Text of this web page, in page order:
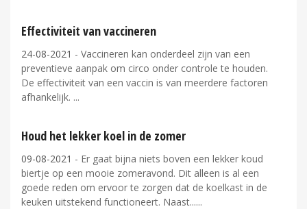
Effectiviteit van vaccineren
24-08-2021 - Vaccineren kan onderdeel zijn van een
preventieve aanpak om circo onder controle te houden.
De effectiviteit van een vaccin is van meerdere factoren
afhankelijk.
Houd het lekker koel in de zomer
09-08-2021 - Er gaat bijna niets boven een lekker koud
biertje op een mooie zomeravond. Dit alleen is al een
goede reden om ervoor te zorgen dat de koelkast in de
keuken uitstekend functioneert. Naast...